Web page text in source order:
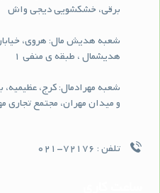
برقی، خشکشویی دیجی واش
شعبه هدیش مال: هروی،
هدیشمال ، طبقه ی منفی 1
شعبه مهرادمال: کرج،
و میدان مهران، مجتمع تجاری
تلفن : 72176-021